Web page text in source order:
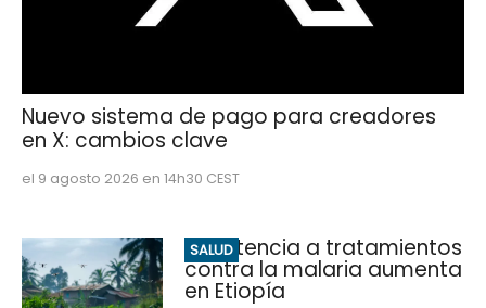
Nuevo sistema de pago para creadores
en X: cambios clave
el 9 agosto 2026 en 14h30 CEST
SALUD
Resistencia a tratamientos
contra la malaria aumenta
en Etiopía